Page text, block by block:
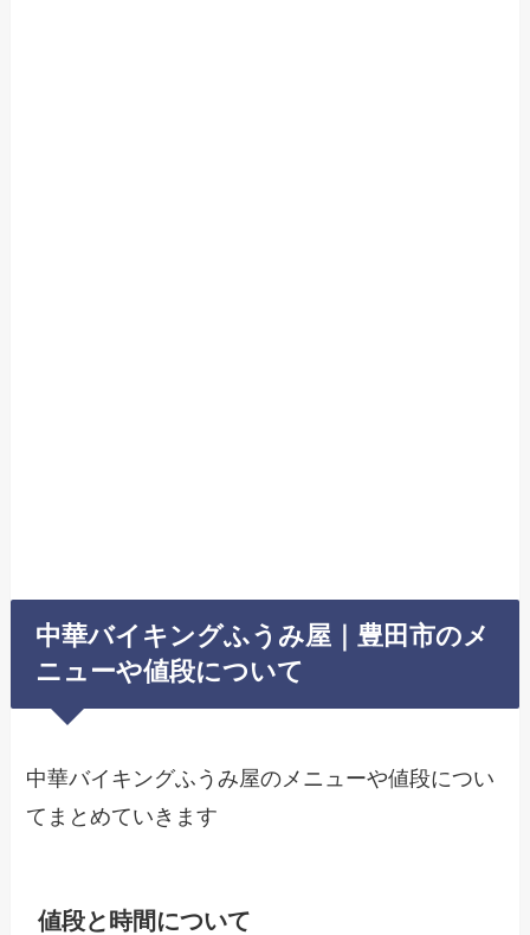
中華バイキングふうみ屋｜豊田市のメ
ニューや値段について
中華バイキングふうみ屋のメニューや値段につい
てまとめていきます
値段と時間について